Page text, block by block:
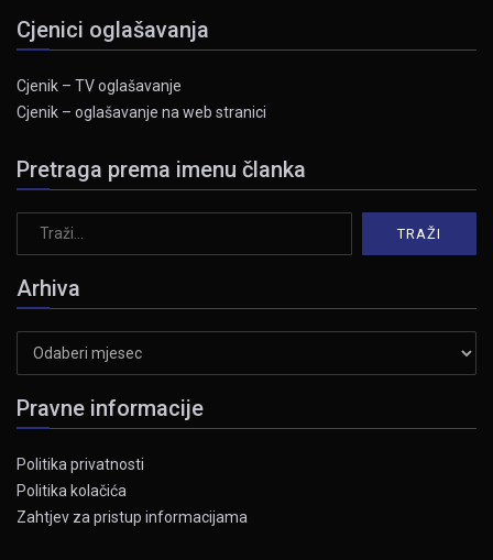
Cjenici oglašavanja
Cjenik – TV oglašavanje
Cjenik – oglašavanje na web stranici
Pretraga prema imenu članka
Arhiva
Pravne informacije
Politika privatnosti
Politika kolačića
Zahtjev za pristup informacijama